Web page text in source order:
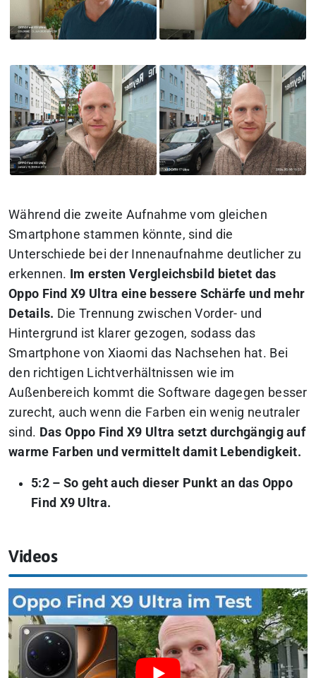
Während die zweite Aufnahme vom gleichen
Smartphone stammen könnte, sind die
Unterschiede bei der Innenaufnahme deutlicher zu
erkennen. Im ersten Vergleichsbild bietet das
Oppo Find X9 Ultra eine bessere Schärfe und mehr
Details. Die Trennung zwischen Vorder- und
Hintergrund ist klarer gezogen, sodass das
Smartphone von Xiaomi das Nachsehen hat. Bei
den richtigen Lichtverhältnissen wie im
Außenbereich kommt die Software dagegen besser
zurecht, auch wenn die Farben ein wenig neutraler
sind. Das Oppo Find X9 Ultra setzt durchgängig auf
warme Farben und vermittelt damit Lebendigkeit.
5:2 – So geht auch dieser Punkt an das Oppo
Find X9 Ultra.
Videos